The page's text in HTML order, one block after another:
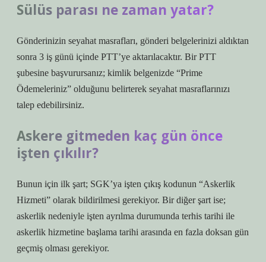
Sülüs parası ne zaman yatar?
Gönderinizin seyahat masrafları, gönderi belgelerinizi aldıktan
sonra 3 iş günü içinde PTT’ye aktarılacaktır. Bir PTT
şubesine başvurursanız; kimlik belgenizde “Prime
Ödemeleriniz” olduğunu belirterek seyahat masraflarınızı
talep edebilirsiniz.
Askere gitmeden kaç gün önce
işten çıkılır?
Bunun için ilk şart; SGK’ya işten çıkış kodunun “Askerlik
Hizmeti” olarak bildirilmesi gerekiyor. Bir diğer şart ise;
askerlik nedeniyle işten ayrılma durumunda terhis tarihi ile
askerlik hizmetine başlama tarihi arasında en fazla doksan gün
geçmiş olması gerekiyor.